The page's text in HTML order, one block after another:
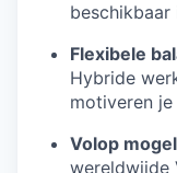
beschikbaar
Flexibele
Hybride
motiveren
Volop
wereldwijde